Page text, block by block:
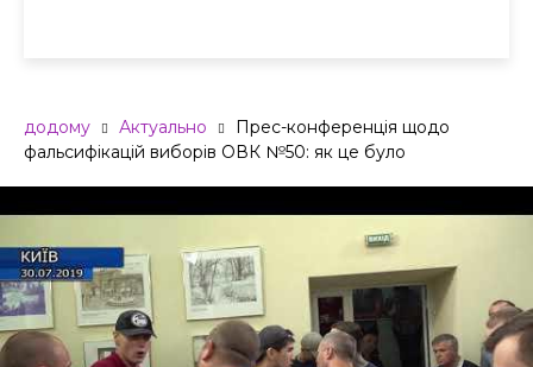
додому Актуально
Прес-конференція щодо
фальсифікацій виборів ОВК №50: як це було